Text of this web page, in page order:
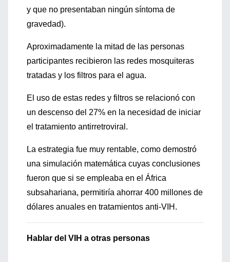
y que no presentaban ningún síntoma de
gravedad).
Aproximadamente la mitad de las personas
participantes recibieron las redes mosquiteras
tratadas y los filtros para el agua.
El uso de estas redes y filtros se relacionó con
un descenso del 27% en la necesidad de iniciar
el tratamiento antirretroviral.
La estrategia fue muy rentable, como demostró
una simulación matemática cuyas conclusiones
fueron que si se empleaba en el África
subsahariana, permitiría ahorrar 400 millones de
dólares anuales en tratamientos anti-VIH.
Hablar del VIH a otras personas